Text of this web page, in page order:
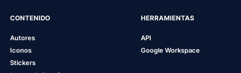
CONTENIDO
Autores
Iconos
Stickers
HERRAMIENTAS
API
Google Workspace